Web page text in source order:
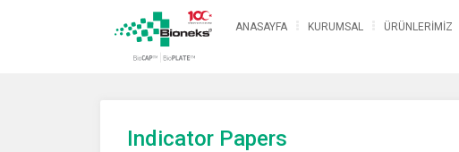
ANASAYFA KURUMSAL ÜRÜNLERİMİZ
Indicator Papers